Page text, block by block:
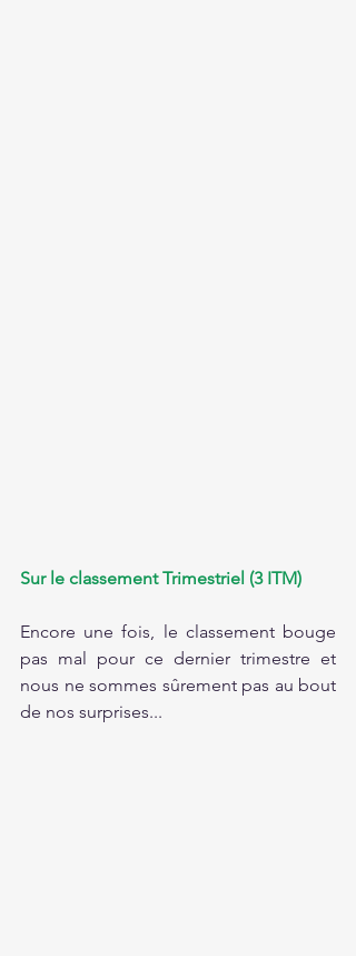
Sur le classement Trimestriel (3 ITM)
Encore une fois, le classement bouge
pas mal pour ce dernier trimestre et
nous ne sommes sûrement pas au bout
de nos surprises...